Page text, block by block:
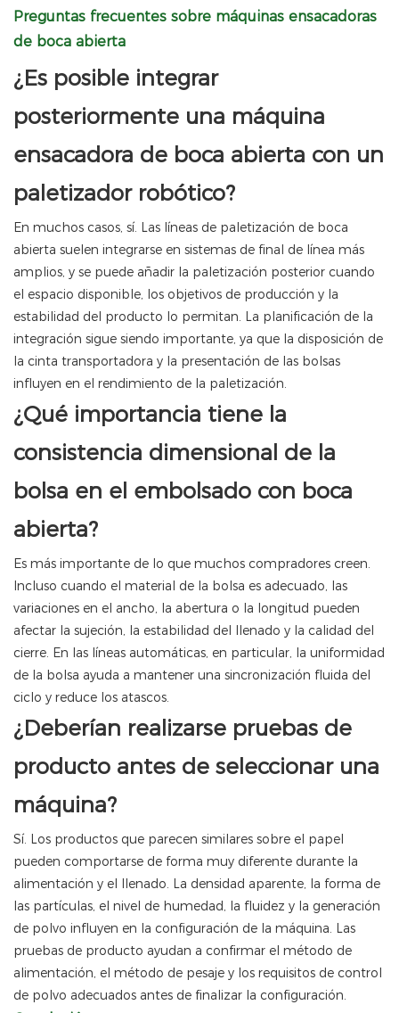
Preguntas frecuentes sobre máquinas ensacadoras
de boca abierta
¿Es posible integrar
posteriormente una máquina
ensacadora de boca abierta con un
paletizador robótico?
En muchos casos, sí. Las líneas de paletización de boca
abierta suelen integrarse en sistemas de final de línea más
amplios, y se puede añadir la paletización posterior cuando
el espacio disponible, los objetivos de producción y la
estabilidad del producto lo permitan. La planificación de la
integración sigue siendo importante, ya que la disposición de
la cinta transportadora y la presentación de las bolsas
influyen en el rendimiento de la paletización.
¿Qué importancia tiene la
consistencia dimensional de la
bolsa en el embolsado con boca
abierta?
Es más importante de lo que muchos compradores creen.
Incluso cuando el material de la bolsa es adecuado, las
variaciones en el ancho, la abertura o la longitud pueden
afectar la sujeción, la estabilidad del llenado y la calidad del
cierre. En las líneas automáticas, en particular, la uniformidad
de la bolsa ayuda a mantener una sincronización fluida del
ciclo y reduce los atascos.
¿Deberían realizarse pruebas de
producto antes de seleccionar una
máquina?
Sí. Los productos que parecen similares sobre el papel
pueden comportarse de forma muy diferente durante la
alimentación y el llenado. La densidad aparente, la forma de
las partículas, el nivel de humedad, la fluidez y la generación
de polvo influyen en la configuración de la máquina. Las
pruebas de producto ayudan a confirmar el método de
alimentación, el método de pesaje y los requisitos de control
de polvo adecuados antes de finalizar la configuración.